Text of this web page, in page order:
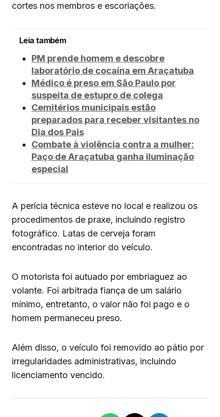
cortes nos membros e escoriações.
Leia também
PM prende homem e descobre
laboratório de cocaína em Araçatuba
Médico é preso em São Paulo por
suspeita de estupro de colega
Cemitérios municipais estão
preparados para receber visitantes no
Dia dos Pais
Combate à violência contra a mulher:
Paço de Araçatuba ganha iluminação
especial
A perícia técnica esteve no local e realizou os
procedimentos de praxe, incluindo registro
fotográfico. Latas de cerveja foram
encontradas no interior do veículo.
O motorista foi autuado por embriaguez ao
volante. Foi arbitrada fiança de um salário
mínimo, entretanto, o valor não foi pago e o
homem permaneceu preso.
Além disso, o veículo foi removido ao pátio por
irregularidades administrativas, incluindo
licenciamento vencido.